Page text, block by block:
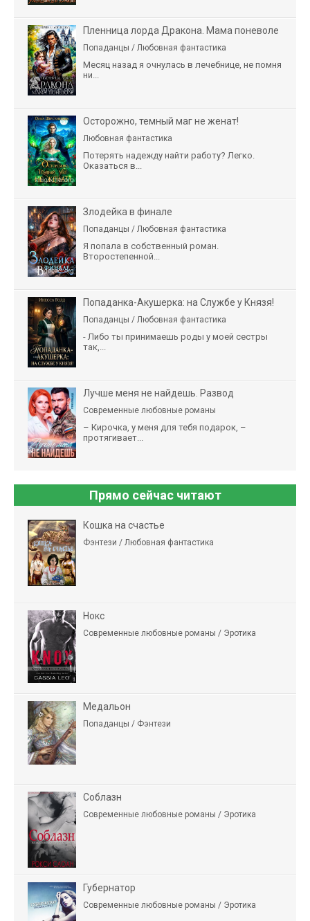
Пленница лорда Дракона. Мама поневоле
Попаданцы / Любовная фантастика
Месяц назад я очнулась в лечебнице, не помня
ни...
Осторожно, темный маг не женат!
Любовная фантастика
Потерять надежду найти работу? Легко.
Оказаться в...
Злодейка в финале
Попаданцы / Любовная фантастика
Я попала в собственный роман.
Второстепенной...
Попаданка-Акушерка: на Службе у Князя!
Попаданцы / Любовная фантастика
- Либо ты принимаешь роды у моей сестры
так,...
Лучше меня не найдешь. Развод
Современные любовные романы
– Кирочка, у меня для тебя подарок, –
протягивает...
Прямо сейчас читают
Кошка на счастье
Фэнтези / Любовная фантастика
Нокс
Современные любовные романы / Эротика
Медальон
Попаданцы / Фэнтези
Соблазн
Современные любовные романы / Эротика
Губернатор
Современные любовные романы / Эротика